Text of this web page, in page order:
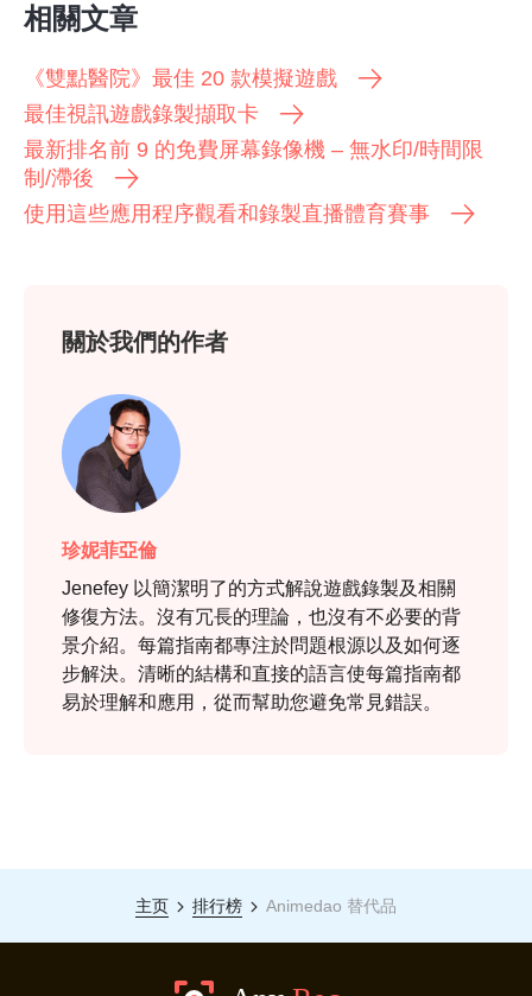
相關文章
《雙點醫院》最佳 20 款模擬遊戲
最佳視訊遊戲錄製擷取卡
最新排名前 9 的免費屏幕錄像機 – 無水印/時間限
制/滯後
使用這些應用程序觀看和錄製直播體育賽事
關於我們的作者
珍妮菲亞倫
Jenefey 以簡潔明了的方式解說遊戲錄製及相關
修復方法。沒有冗長的理論，也沒有不必要的背
景介紹。每篇指南都專注於問題根源以及如何逐
步解決。清晰的結構和直接的語言使每篇指南都
易於理解和應用，從而幫助您避免常見錯誤。
主页 排行榜 Animedao 替代品